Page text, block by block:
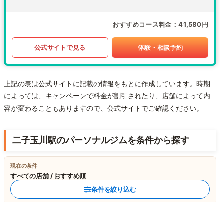
おすすめコース料金 41,580円
公式サイトで見る 体験・相談予約
上記の表は公式サイトに記載の情報をもとに作成しています。時期
によっては、キャンペーンで料金が割引されたり、店舗によって内
容が変わることもありますので、公式サイトでご確認ください。
二子玉川駅のパーソナルジムを条件から探す
現在の条件
すべての店舗 / おすすめ順
条件を絞り込む